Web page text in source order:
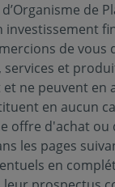
de
investissement
de vous
et
ne peuvent en
en aucun
offre d'achat
les pages
en